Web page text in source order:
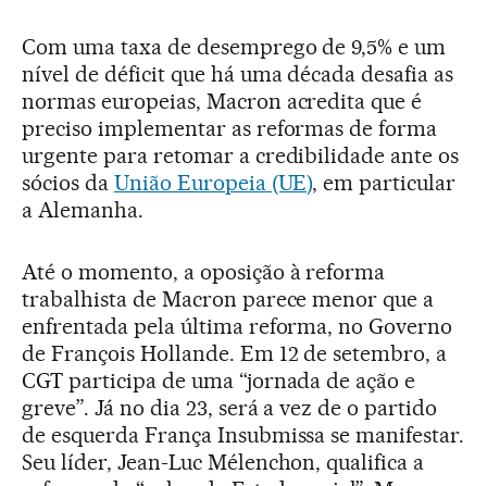
Com uma taxa de desemprego de 9,5% e um
nível de déficit que há uma década desafia as
normas europeias, Macron acredita que é
preciso implementar as reformas de forma
urgente para retomar a credibilidade ante os
sócios da União Europeia (UE), em particular
a Alemanha.
Até o momento, a oposição à reforma
trabalhista de Macron parece menor que a
enfrentada pela última reforma, no Governo
de François Hollande. Em 12 de setembro, a
CGT participa de uma “jornada de ação e
greve”. Já no dia 23, será a vez de o partido
de esquerda França Insubmissa se manifestar.
Seu líder, Jean-Luc Mélenchon, qualifica a